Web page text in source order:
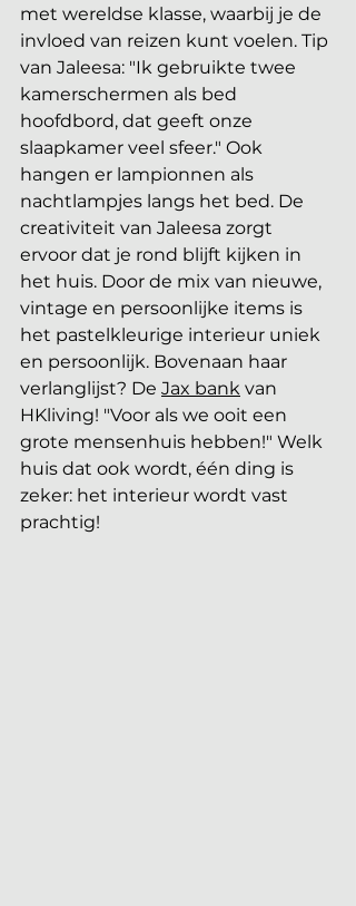
met wereldse klasse, waarbij je de
invloed van reizen kunt voelen. Tip
van Jaleesa: "Ik gebruikte twee
kamerschermen als bed
hoofdbord, dat geeft onze
slaapkamer veel sfeer." Ook
hangen er lampionnen als
nachtlampjes langs het bed. De
creativiteit van Jaleesa zorgt
ervoor dat je rond blijft kijken in
het huis. Door de mix van nieuwe,
vintage en persoonlijke items is
het pastelkleurige interieur uniek
en persoonlijk. Bovenaan haar
verlanglijst? De Jax bank van
HKliving! "Voor als we ooit een
grote mensenhuis hebben!" Welk
huis dat ook wordt, één ding is
zeker: het interieur wordt vast
prachtig!